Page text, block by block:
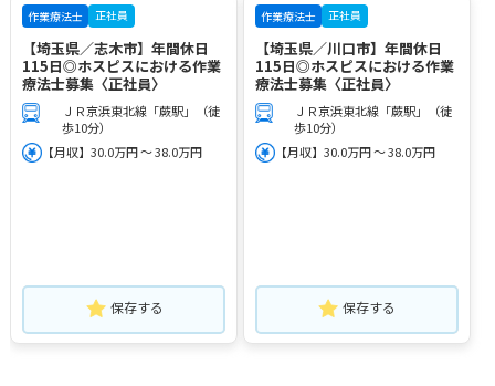
作業療法士 正社員
【埼玉県／志木市】年間休日
115日◎ホスピスにおける作業
療法士募集〈正社員〉
ＪＲ京浜東北線「蕨駅」（徒
歩10分）
【月収】30.0万円 ～ 38.0万円
保存する
作業療法士 正社員
【埼玉県／川口市】年間休日
115日◎ホスピスにおける作業
療法士募集〈正社員〉
ＪＲ京浜東北線「蕨駅」（徒
歩10分）
【月収】30.0万円 ～ 38.0万円
保存する